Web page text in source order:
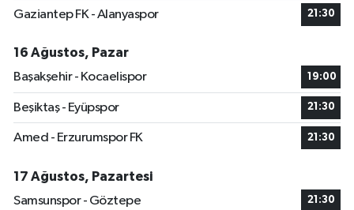
Gaziantep FK - Alanyaspor 21:30
16 Ağustos, Pazar
Başakşehir - Kocaelispor
19:00
Beşiktaş - Eyüpspor 21:30
Amed - Erzurumspor FK 21:30
17 Ağustos, Pazartesi
Samsunspor - Göztepe
21:30